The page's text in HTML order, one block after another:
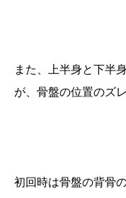
また、上半身と下半
が、骨盤の位置のズ
初回時は骨盤の背骨